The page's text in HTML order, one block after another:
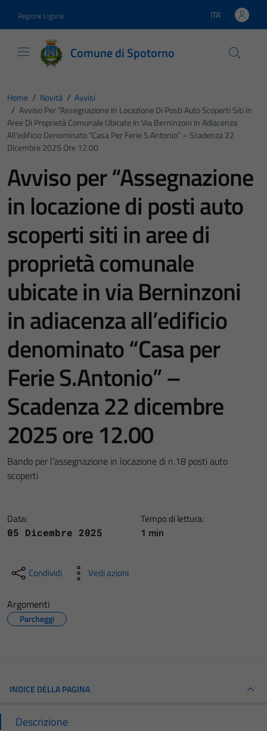
Regione Liguria Lingua attiva:
ITA
Comune di Spotorno
Home / Novità / Avvisi
/ Avviso Per “Assegnazione In Locazione Di Posti Auto Scoperti Siti In
Aree Di Proprietà Comunale Ubicate In Via Berninzoni In Adiacenza
All’edificio Denominato “Casa Per Ferie S.Antonio” – Scadenza 22
Dicembre 2025 Ore 12.00
Avviso per “Assegnazione
in locazione di posti auto
scoperti siti in aree di
proprietà comunale
ubicate in via Berninzoni
in adiacenza all’edificio
denominato “Casa per
Ferie S.Antonio” –
Scadenza 22 dicembre
2025 ore 12.00
Bando per l'assegnazione in locazione di n.18 posti auto
scoperti
Data:
05 Dicembre 2025
Tempo di lettura:
1 min
Condividi Vedi azioni
Argomenti
Parcheggi
INDICE DELLA PAGINA
Descrizione